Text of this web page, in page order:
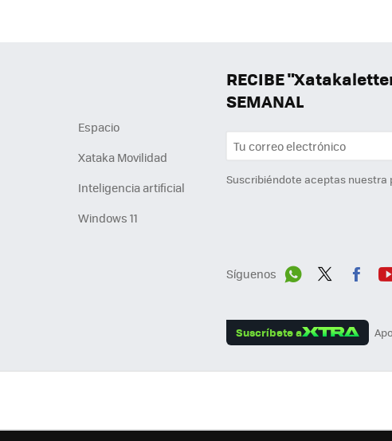
RECIBE
SEMANAL
Suscribiéndote aceptas nuestra
Síguenos
ats
App
ter
ebo
ok
Suscríbete a
Espacio
Xataka Movilidad
Inteligencia artificial
Windows 11